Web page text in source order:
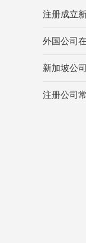
注册成立
外国公司
新加坡公
注册公司